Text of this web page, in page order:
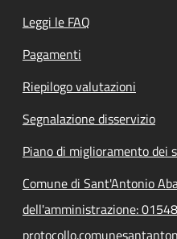
Leggi le FAQ
Pagamenti
Riepilogo valutazioni
Segnalazione disservizio
Piano di miglioramento dei
Comune di Sant'Antonio
dell'amministrazione: